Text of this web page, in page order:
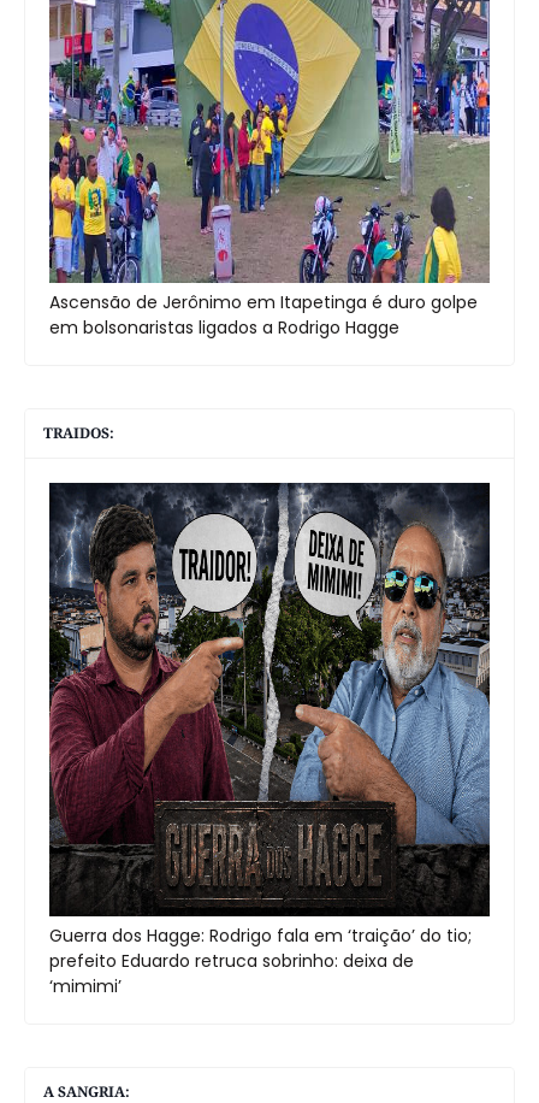
Ascensão de Jerônimo em Itapetinga é duro golpe
em bolsonaristas ligados a Rodrigo Hagge
TRAIDOS:
Guerra dos Hagge: Rodrigo fala em ‘traição’ do tio;
prefeito Eduardo retruca sobrinho: deixa de
‘mimimi’
A SANGRIA: